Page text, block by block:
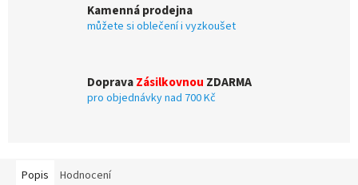
Kamenná prodejna
můžete si oblečení i vyzkoušet
DopravaZásilkovnou ZDARMA
pro objednávky nad 700 Kč
Popis Hodnocení